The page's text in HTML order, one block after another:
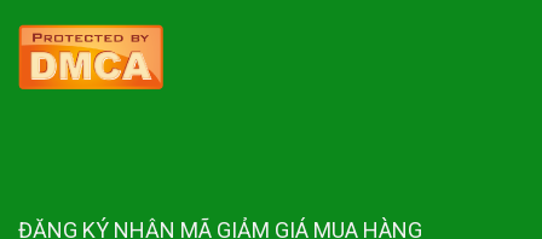
ĐĂNG KÝ NHẬN MÃ GIẢM GIÁ MUA HÀNG